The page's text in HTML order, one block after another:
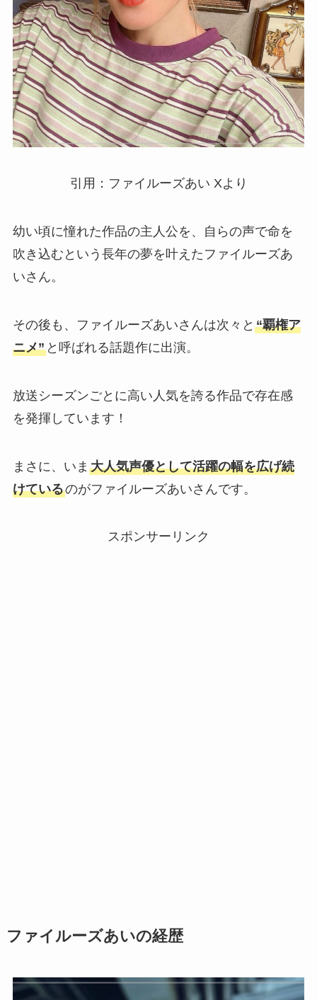
引用：ファイルーズあい Xより
幼い頃に憧れた作品の主人公を、自らの声で命を
吹き込むという長年の夢を叶えたファイルーズあ
いさん。
その後も、ファイルーズあいさんは次々と “覇権ア
ニメ”と呼ばれる話題作に出演。
放送シーズンごとに高い人気を誇る作品で存在感
を発揮しています！
まさに、いま 大人気声優として活躍の幅を広げ続
けているのがファイルーズあいさんです。
スポンサーリンク
ファイルーズあいの経歴